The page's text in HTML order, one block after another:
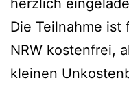
Die Teilnahme ist
NRW kostenfrei,
kleinen